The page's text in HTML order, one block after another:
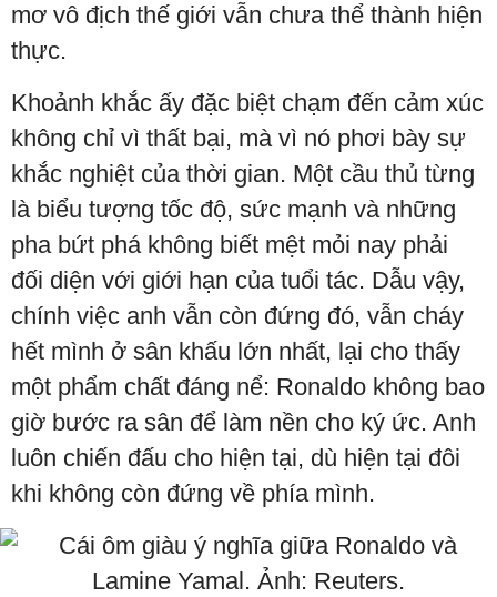
mơ vô địch thế giới vẫn chưa thể thành hiện
thực.
Khoảnh khắc ấy đặc biệt chạm đến cảm xúc
không chỉ vì thất bại, mà vì nó phơi bày sự
khắc nghiệt của thời gian. Một cầu thủ từng
là biểu tượng tốc độ, sức mạnh và những
pha bứt phá không biết mệt mỏi nay phải
đối diện với giới hạn của tuổi tác. Dẫu vậy,
chính việc anh vẫn còn đứng đó, vẫn cháy
hết mình ở sân khấu lớn nhất, lại cho thấy
một phẩm chất đáng nể: Ronaldo không bao
giờ bước ra sân để làm nền cho ký ức. Anh
luôn chiến đấu cho hiện tại, dù hiện tại đôi
khi không còn đứng về phía mình.